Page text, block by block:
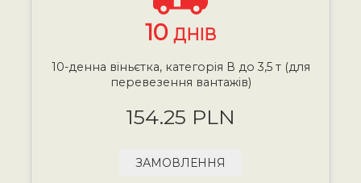
10 ДНІВ
10-денна віньєтка, категорія В до 3,5 т (для
перевезення вантажів)
154.25 PLN
ЗАМОВЛЕННЯ